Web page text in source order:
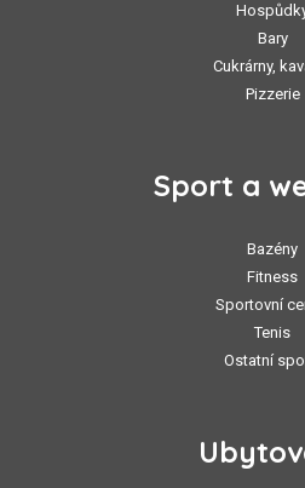
Bary
Cukrárny,
Pizzerie
Sport a
Bazény
Fitness
Sportovní
Tenis
Ostatní